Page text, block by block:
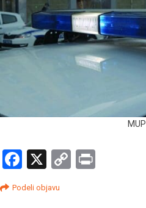
MUP
Facebook
X
Copy
Podeli objavu